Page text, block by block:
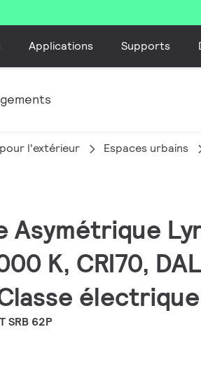
Applications Supports
l'extérieur Espaces urbains
Asymétrique
K, CRI70,
électrique
SRB 62P